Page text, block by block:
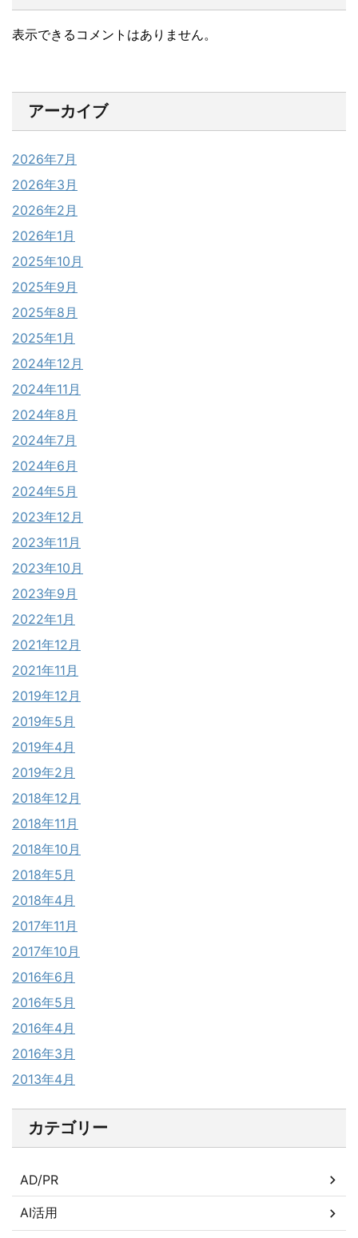
表示できるコメントはありません。
アーカイブ
2026年7月
2026年3月
2026年2月
2026年1月
2025年10月
2025年9月
2025年8月
2025年1月
2024年12月
2024年11月
2024年8月
2024年7月
2024年6月
2024年5月
2023年12月
2023年11月
2023年10月
2023年9月
2022年1月
2021年12月
2021年11月
2019年12月
2019年5月
2019年4月
2019年2月
2018年12月
2018年11月
2018年10月
2018年5月
2018年4月
2017年11月
2017年10月
2016年6月
2016年5月
2016年4月
2016年3月
2013年4月
カテゴリー
AD/PR
AI活用